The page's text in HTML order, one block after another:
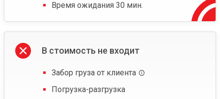
Время ожидания 30 мин.
В стоимость не входит
Забор груза от клиента
Погрузка-разгрузка